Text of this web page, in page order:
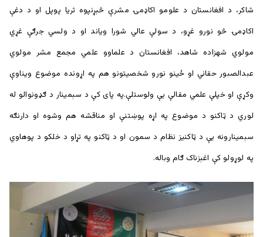
شاکر، د افغانستان د علومو اکاډمۍ مشرې څېړنپوه ثریا پوپل او د دغې
اکاډمۍ څو نورو غړو، د سولې عالي شورا وياند او د ولسي جرګې غړي
مولوي شهزاده شاهد، افغانستان د علماوو علمي مجمع مشر مولوي
عبدالصبور حقاني او ځينو نورو شخصيتونو هم په اړونده موضوع ويناوې
وکړې او خپلې علمي مقالې يې ولوستلې.په پای کې د سېمينار د ګډونوالو له
لوري د ټاکنو د موضوع په اړه پوښتنې او مناقشه هم وشوه او دارنګه
سېمينارونه يې د ټاکنيز نظام د سمون او د ټاکنو په تړاو د خلکو د پوهاوي
په لوړولو کې اغېزناک ګام وباله.